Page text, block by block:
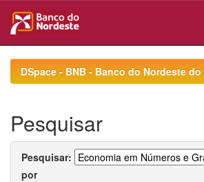
navigationDSpace - BNB - Banco do Nordeste
Pesquisar
Pesquisar:
por